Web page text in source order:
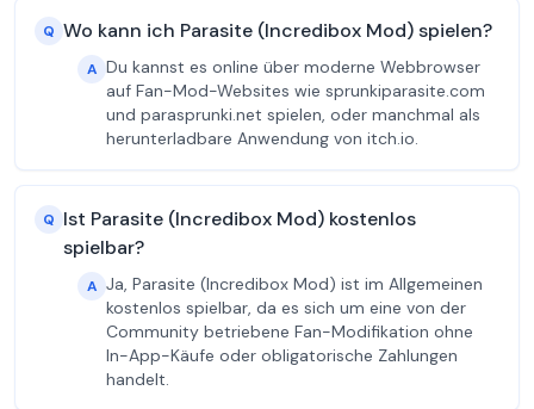
Q Wo kann ich Parasite (Incredibox Mod) spielen?
A Du kannst es online über moderne Webbrowser
auf Fan-Mod-Websites wie sprunkiparasite.com
und parasprunki.net spielen, oder manchmal als
herunterladbare Anwendung von itch.io.
Q Ist Parasite (Incredibox Mod) kostenlos
spielbar?
A Ja, Parasite (Incredibox Mod) ist im Allgemeinen
kostenlos spielbar, da es sich um eine von der
Community betriebene Fan-Modifikation ohne
In-App-Käufe oder obligatorische Zahlungen
handelt.